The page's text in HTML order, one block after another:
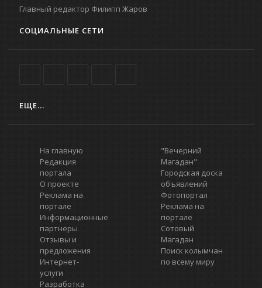
Главный редактор Филипп Жаров
СОЦИАЛЬНЫЕ СЕТИ
ЕЩЕ...
На главную
Редакция
портала
О проекте
Реклама на
портале
Информационные
партнеры
Отзывы и
предложения
Интернет-
услуги
Разработка
"Вечерний
Магадан"
Городская доска
объявлений
Фотопортал
Реклама на
портале
Сотовый
Магадан
Поиск колымчан
по всему миру